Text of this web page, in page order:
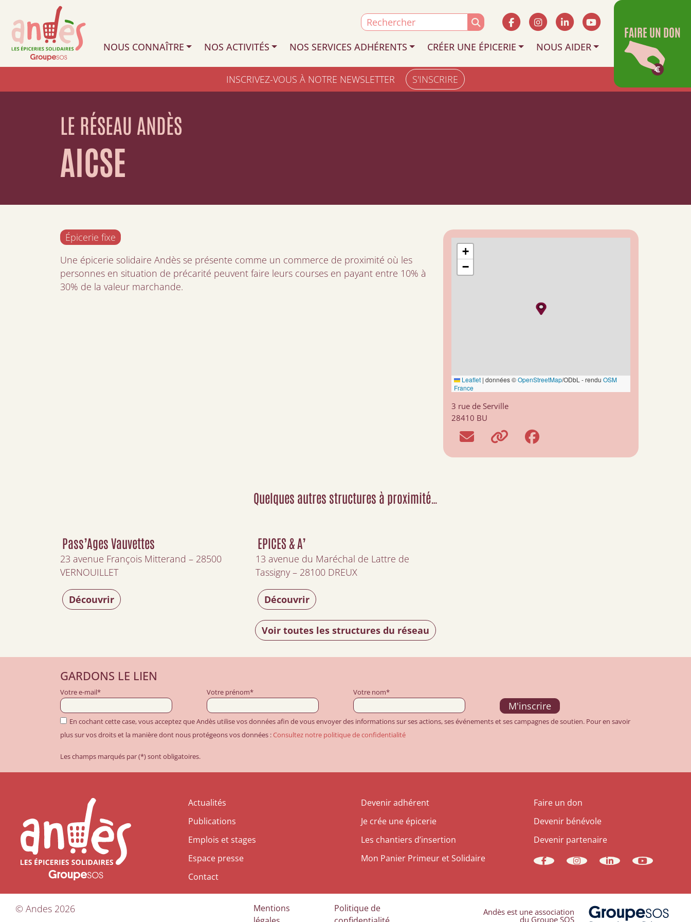
Search
for:
NOUS CONNAÎTRE
NOS ACTIVITÉS NOS SERVICES ADHÉRENTS CRÉER UNE ÉPICERIE NOUS AIDER
INSCRIVEZ-VOUS À NOTRE NEWSLETTER S'INSCRIRE
FAIRE UN DON
LE RÉSEAU ANDÈS
AICSE
Épicerie fixe
Une épicerie solidaire Andès se présente comme un commerce de proximité où les
personnes en situation de précarité peuvent faire leurs courses en payant entre 10% à
30% de la valeur marchande.
+
−
Leaflet | données ©OpenStreetMap/ODbL - rendu OSM
France
3 rue de Serville
28410 BU
Quelques autres structures à proximité…
Pass’Ages Vauvettes
23 avenue François Mitterand – 28500
VERNOUILLET
Découvrir
EPICES & A’
13 avenue du Maréchal de Lattre de
Tassigny – 28100 DREUX
Découvrir
Voir toutes les structures du réseau
GARDONS LE LIEN
Votre e-mail* Votre prénom* Votre nom*
En cochant cette case, vous acceptez que Andès utilise vos données afin de vous envoyer des informations sur ses actions, ses événements et ses campagnes de soutien. Pour en savoir
plus sur vos droits et la manière dont nous protégeons vos données :Consultez notre politique de confidentialité
Les champs marqués par (*) sont obligatoires.
Actualités
Publications
Emplois et stages
Espace presse
Contact
Devenir adhérent
Je crée une épicerie
Les chantiers d’insertion
Mon Panier Primeur et Solidaire
Faire un don
Devenir bénévole
Devenir partenaire
© Andes 2026
Mentions
Politique de
Andès est une association
du Groupe SOS